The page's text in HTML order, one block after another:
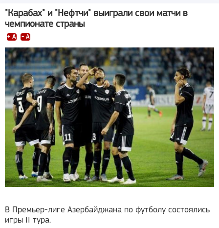
"Карабах" и "Нефтчи" выиграли свои матчи в
чемпионате страны
+ A - A
В Премьер-лиге Азербайджана по футболу состоялись
игры II тура.